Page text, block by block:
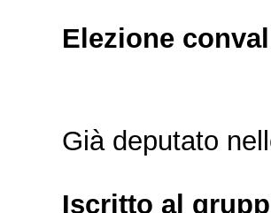
Elezione
Già deputato
Iscritto al